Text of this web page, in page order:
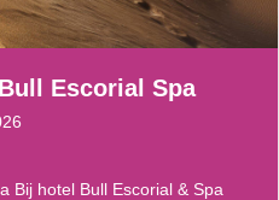
Escorial Spa
Bij hotel Bull Escorial & Spa